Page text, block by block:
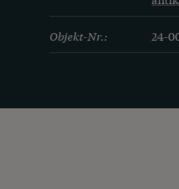
Objekt-Nr.: 24-